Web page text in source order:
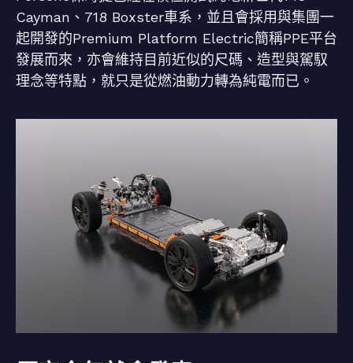
Cayman、718 Boxster車系，並且會採用與集團一
起開發的Premium Platform Electric簡稱PPE平台
發展而來，亦會維持目前近似的尺碼、造型與駕馭
理念等特點，就只是從燃油動力轉為純電而已。